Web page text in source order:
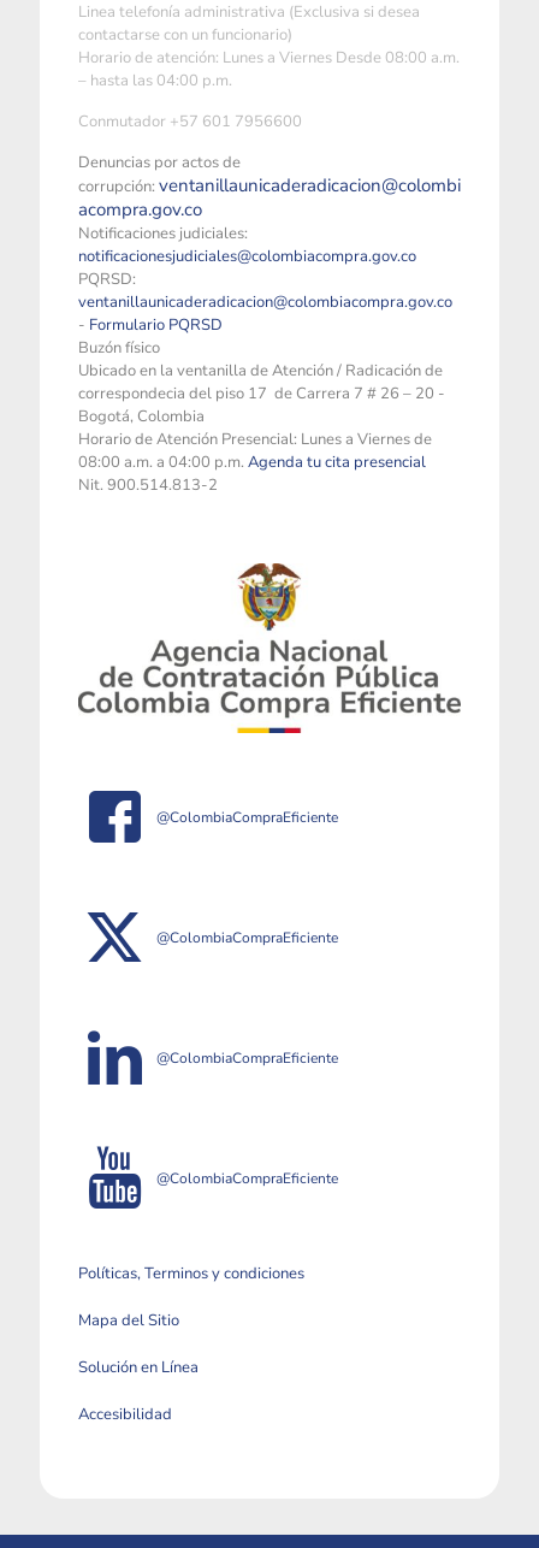
Linea telefonía administrativa (Exclusiva si desea
contactarse con un funcionario)
Horario de atención: Lunes a Viernes Desde 08:00 a.m.
– hasta las 04:00 p.m.
Conmutador +57 601 7956600
Denuncias por actos de
corrupción: ventanillaunicaderadicacion@colombi
acompra.gov.co
Notificaciones judiciales:
notificacionesjudiciales@colombiacompra.gov.co
PQRSD:
ventanillaunicaderadicacion@colombiacompra.gov.co
- Formulario PQRSD
Buzón físico
Ubicado en la ventanilla de Atención / Radicación de
correspondecia del piso 17 de Carrera 7 # 26 – 20 -
Bogotá, Colombia
Horario de Atención Presencial: Lunes a Viernes de
08:00 a.m. a 04:00 p.m. Agenda tu cita presencial
Nit. 900.514.813-2
@ColombiaCompraEficiente
@ColombiaCompraEficiente
@ColombiaCompraEficiente
@ColombiaCompraEficiente
Políticas, Terminos y condiciones
Mapa del Sitio
Solución en Línea
Accesibilidad